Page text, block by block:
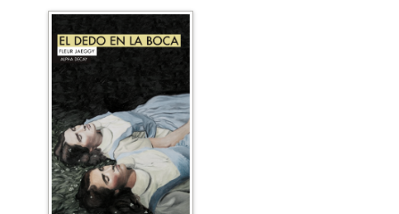
cercana a la narración que a la documentación, "Vidas
conjeturales" es una hipótesis literaria, una elaboración
personal de los asuntos más humanos de estos
creadores sin perder por ello ni un ápice de rigor.
Jaeggy aborda aquí la grandeza, la intimidad y las
desventuras de estos maestros paganos que llegaron,
en palabras de la autora, a un punto más alto que los
santos, a la excelencia literaria.